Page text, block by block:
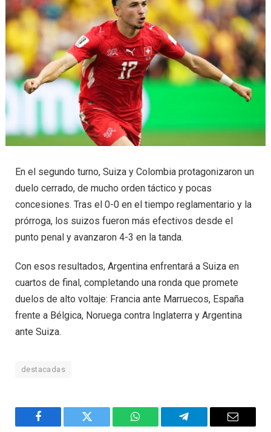
En el segundo turno, Suiza y Colombia protagonizaron un
duelo cerrado, de mucho orden táctico y pocas
concesiones. Tras el 0-0 en el tiempo reglamentario y la
prórroga, los suizos fueron más efectivos desde el
punto penal y avanzaron 4-3 en la tanda.
Con esos resultados, Argentina enfrentará a Suiza en
cuartos de final, completando una ronda que promete
duelos de alto voltaje: Francia ante Marruecos, España
frente a Bélgica, Noruega contra Inglaterra y Argentina
ante Suiza.
destacadas
Facebook Twitter WhatsAppTelegram Email